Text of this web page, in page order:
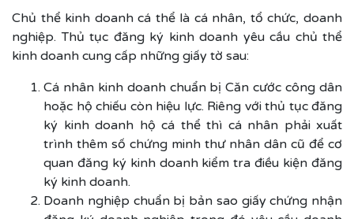
Chủ thể kinh doanh cá thể là cá nhân, tổ chức, doanh
nghiệp. Thủ tục đăng ký kinh doanh yêu cầu chủ thể
kinh doanh cung cấp những giấy tờ sau:
Cá nhân kinh doanh chuẩn bị Căn cước công dân
hoặc hộ chiếu còn hiệu lực. Riêng với thủ tục đăng
ký kinh doanh hộ cá thể thì cá nhân phải xuất
trình thêm số chứng minh thư nhân dân cũ để cơ
quan đăng ký kinh doanh kiểm tra điều kiện đăng
ký kinh doanh.
Doanh nghiệp chuẩn bị bản sao giấy chứng nhận